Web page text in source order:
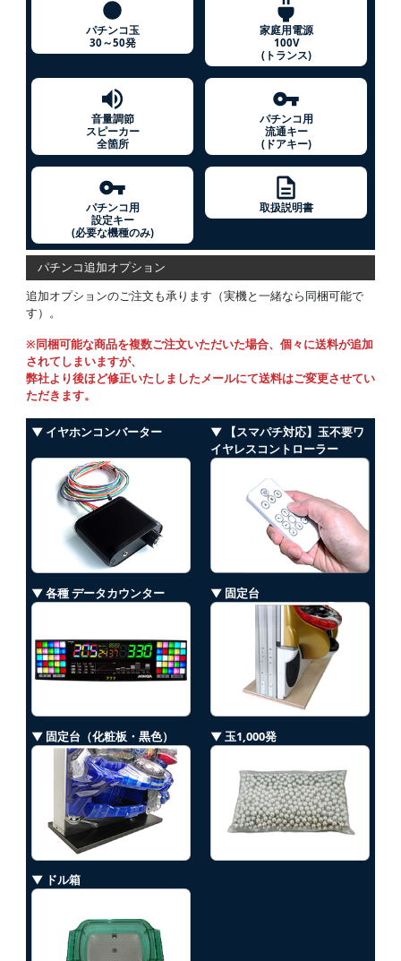
パチンコ玉
30～50発
家庭用電源
100V
(トランス)
音量調節
スピーカー
全箇所
パチンコ用
流通キー
(ドアキー)
パチンコ用
設定キー
(必要な機種のみ)
取扱説明書
パチンコ追加オプション
追加オプションのご注文も承ります（実機と一緒なら同梱可能で
す）。
※同梱可能な商品を複数ご注文いただいた場合、個々に送料が追加
されてしまいますが、
弊社より後ほど修正いたしましたメールにて送料はご変更させてい
ただきます。
▼ イヤホンコンバーター
▼ 【スマパチ対応】玉不要ワ
イヤレスコントローラー
▼ 各種 データカウンター ▼ 固定台
▼ 固定台（化粧板・黒色） ▼ 玉1,000発
▼ ドル箱